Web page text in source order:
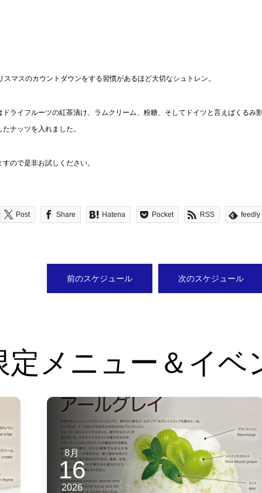
マスのカウントダウンをする習慣があるほど大切なシュトレン。
ライフルーツの紅茶漬け、ラムクリーム、粉糖、そしてドイツと言えばくるみ割
ナッツを入れました。
ので是非お試しください。
Post Share Hatena Pocket RSS feedly
前のスケジュール 次のスケジュール
メニュー＆イベ
8月
16
2026